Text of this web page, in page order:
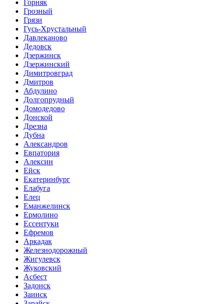
Горняк
Грозный
Грязи
Гусь-Хрустальный
Давлеканово
Дедовск
Дзержинск
Дзержинский
Димитровград
Дмитров
Абдулино
Долгопрудный
Домодедово
Донской
Дрезна
Дубна
Александров
Евпатория
Алексин
Ейск
Екатеринбург
Елабуга
Елец
Еманжелинск
Ермолино
Ессентуки
Ефремов
Аркадак
Железнодорожный
Жигулевск
Жуковский
Асбест
Задонск
Заинск